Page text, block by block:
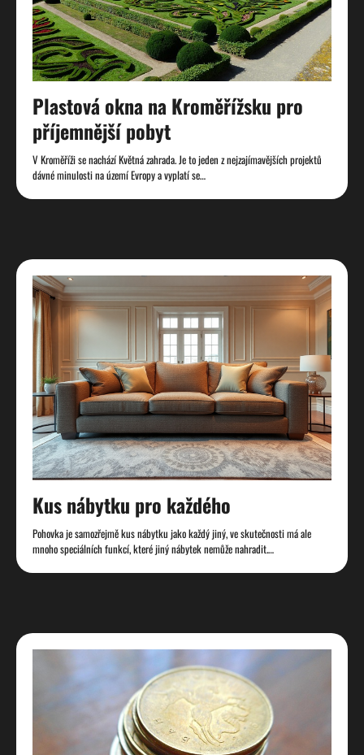
Plastová okna na Kroměřížsku pro
příjemnější pobyt
V Kroměříži se nachází Květná zahrada. Je to jeden z nejzajímavějších projektů
dávné minulosti na území Evropy a vyplatí se…
Kus nábytku pro každého
Pohovka je samozřejmě kus nábytku jako každý jiný, ve skutečnosti má ale
mnoho speciálních funkcí, které jiný nábytek nemůže nahradit.…